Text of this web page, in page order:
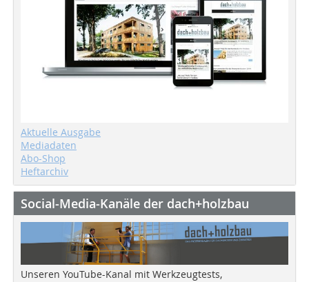
Aktuelle Ausgabe
Mediadaten
Abo-Shop
Heftarchiv
Social-Media-Kanäle der dach+holzbau
Unseren YouTube-Kanal mit Werkzeugtests,